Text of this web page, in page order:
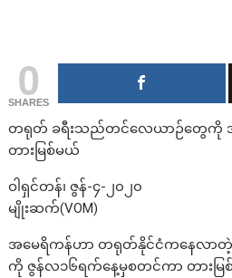
0
SHARES
တရုတ် ခရီးသည်တင်လေယာဉ်တွေကို အ
တားမြစ်မယ်
ဝါရှင်တန်၊ ဇွန်-၄-၂၀၂၀
မျိုးဆက်(VOM)
အမေရိကန်ဟာ တရုတ်နိုင်ငံကနေလာ
ကို ဇွန်လ၁၆ရက်နေ့မှစတင်ကာ တားမြစ်သွာ